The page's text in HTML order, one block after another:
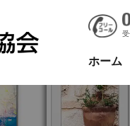
ホーム